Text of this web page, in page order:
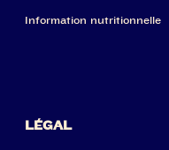
Information nutritionnelle
LÉGAL